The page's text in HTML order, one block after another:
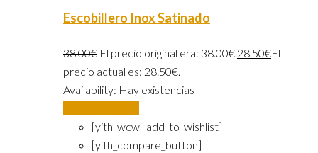
Escobillero Inox Satinado
38.00€ El precio original era: 38.00€.28.50€El
precio actual es: 28.50€.
Availability: Hay existencias
[yith_wcwl_add_to_wishlist]
[yith_compare_button]